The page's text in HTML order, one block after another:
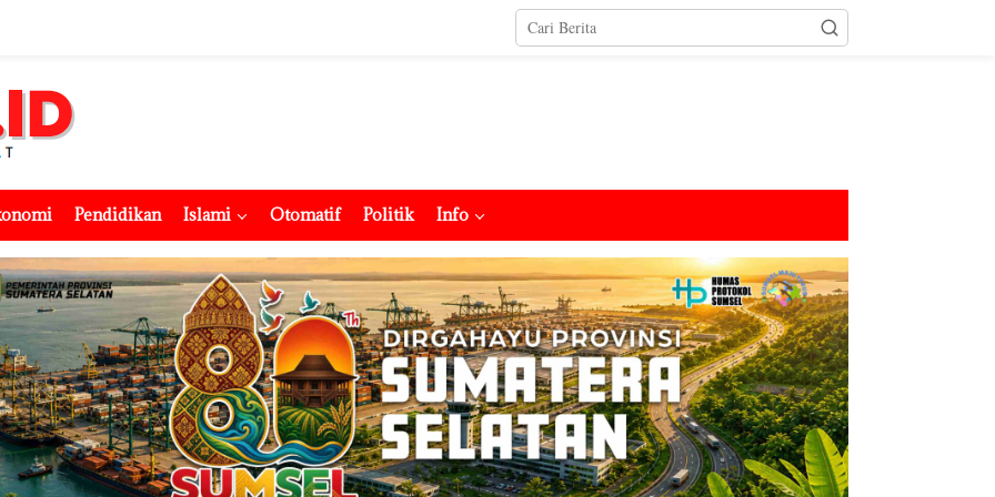
Pendidikan Islami Otomatif Politik Info